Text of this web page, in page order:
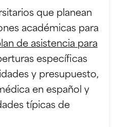
que planean
académicas para
de asistencia para
específicas
y presupuesto,
en español y
típicas de